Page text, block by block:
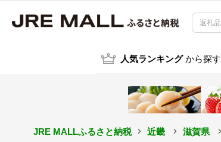
人気ランキング から探す
JRE MALLふるさと納税 近畿 滋賀県